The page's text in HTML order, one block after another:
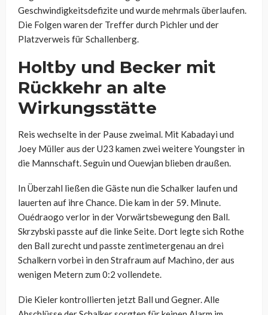
Geschwindigkeitsdefizite und wurde mehrmals überlaufen.
Die Folgen waren der Treffer durch Pichler und der
Platzverweis für Schallenberg.
Holtby und Becker mit
Rückkehr an alte
Wirkungsstätte
Reis wechselte in der Pause zweimal. Mit Kabadayi und
Joey Müller aus der U23 kamen zwei weitere Youngster in
die Mannschaft. Seguin und Ouewjan blieben draußen.
In Überzahl ließen die Gäste nun die Schalker laufen und
lauerten auf ihre Chance. Die kam in der 59. Minute.
Ouédraogo verlor in der Vorwärtsbewegung den Ball.
Skrzybski passte auf die linke Seite. Dort legte sich Rothe
den Ball zurecht und passte zentimetergenau an drei
Schalkern vorbei in den Strafraum auf Machino, der aus
wenigen Metern zum 0:2 vollendete.
Die Kieler kontrollierten jetzt Ball und Gegner. Alle